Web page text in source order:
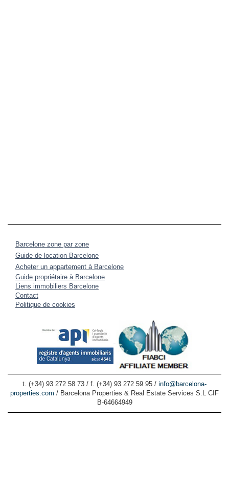
Barcelone zone par zone
Guide de location Barcelone
Acheter un appartement à Barcelone
Guide propriétaire à Barcelone
Liens immobiliers Barcelone
Contact
Politique de cookies
t. (+34) 93 272 58 73 / f. (+34) 93 272 59 95 / info@barcelona-
properties.com / Barcelona Properties & Real Estate Services S.L CIF
B-64664949